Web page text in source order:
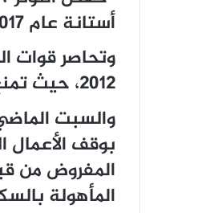
أستانة عام 2017.
2012، حيث تمنع دخول المواد الغذائية والمستلزمات الطبية لهم.
المفروض من
المأهولة